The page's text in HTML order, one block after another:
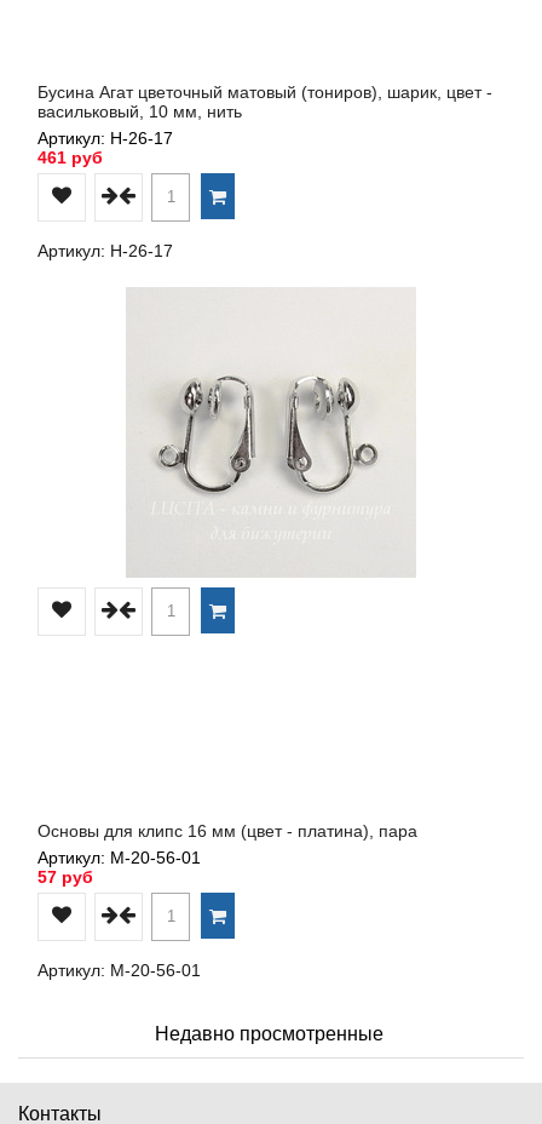
Бусина Агат цветочный матовый (тониров), шарик, цвет -
васильковый, 10 мм, нить
Артикул: Н-26-17
461 руб
Артикул: Н-26-17
Основы для клипс 16 мм (цвет - платина), пара
Артикул: М-20-56-01
57 руб
Артикул: М-20-56-01
Недавно просмотренные
Контакты